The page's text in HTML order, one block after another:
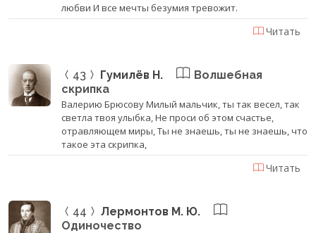
любви И все мечты безумия тревожит.
Читать
43 Гумилёв Н.
Волшебная
скрипка
Валерию Брюсову Милый мальчик, ты так весел, так
светла твоя улыбка, Не проси об этом счастье,
отравляющем миры, Ты не знаешь, ты не знаешь, что
такое эта скрипка,
Читать
44
Лермонтов М. Ю.
Одиночество